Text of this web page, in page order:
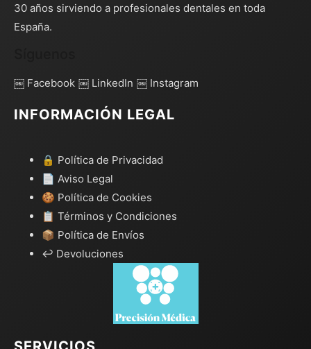
30 años sirviendo a profesionales dentales en toda
España.
￼ Facebook ￼ LinkedIn ￼ Instagram
INFORMACIÓN LEGAL
🔒 Política de Privacidad
📄 Aviso Legal
🍪 Política de Cookies
📋 Términos y Condiciones
📦 Política de Envíos
↩️ Devoluciones